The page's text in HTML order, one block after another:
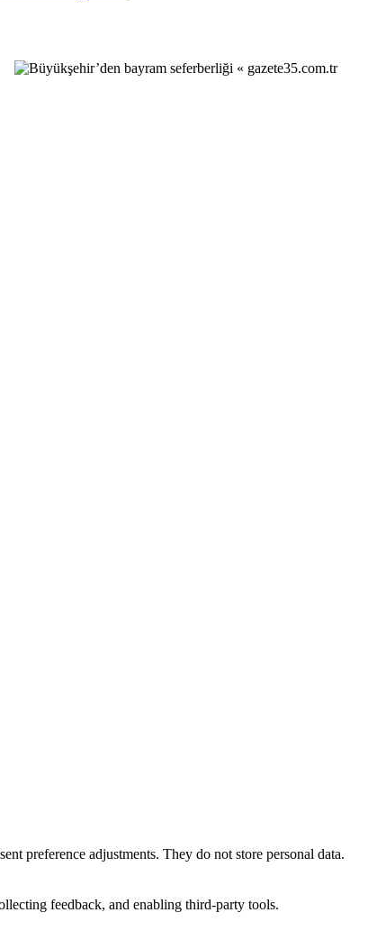
preference adjustments. They do not store personal data.
feedback, and enabling third-party tools.